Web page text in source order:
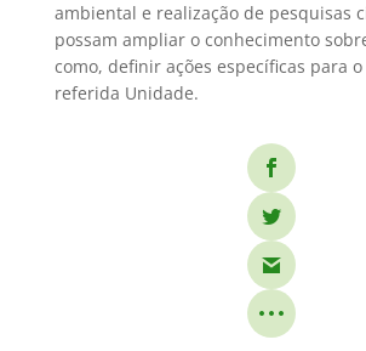
ambiental e realização de pesquisas
possam ampliar o conhecimento
como, definir ações específicas para
referida Unidade.